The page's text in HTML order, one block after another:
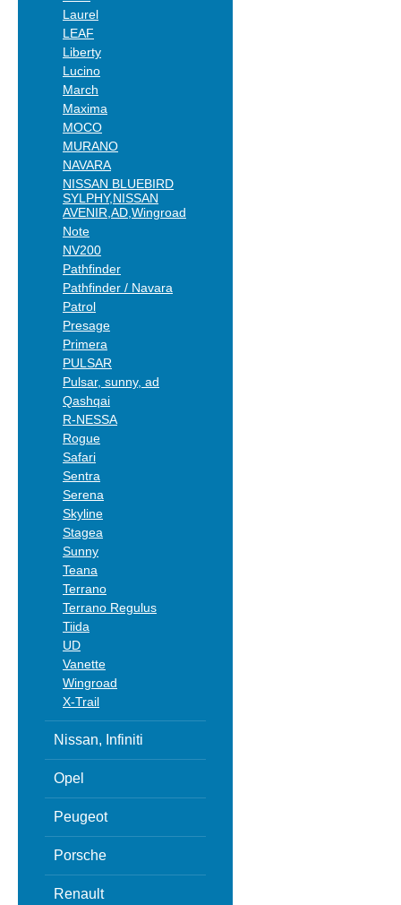
Laurel
LEAF
Liberty
Lucino
March
Maxima
MOCO
MURANO
NAVARA
NISSAN BLUEBIRD
SYLPHY,NISSAN
AVENIR,AD,Wingroad
Note
NV200
Pathfinder
Pathfinder / Navara
Patrol
Presage
Primera
PULSAR
Pulsar, sunny, ad
Qashqai
R-NESSA
Rogue
Safari
Sentra
Serena
Skyline
Stagea
Sunny
Teana
Terrano
Terrano Regulus
Tiida
UD
Vanette
Wingroad
X-Trail
Nissan, Infiniti
Opel
Peugeot
Porsche
Renault